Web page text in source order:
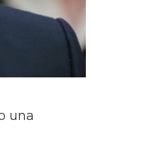
una